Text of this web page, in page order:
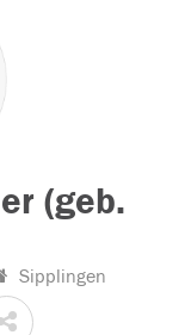
(geb.
Sipplingen